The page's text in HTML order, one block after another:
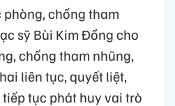
chống tham
sỹ Bùi Kim Đồng cho
chống tham nhũng,
liên tục, quyết liệt,
tục phát huy vai trò